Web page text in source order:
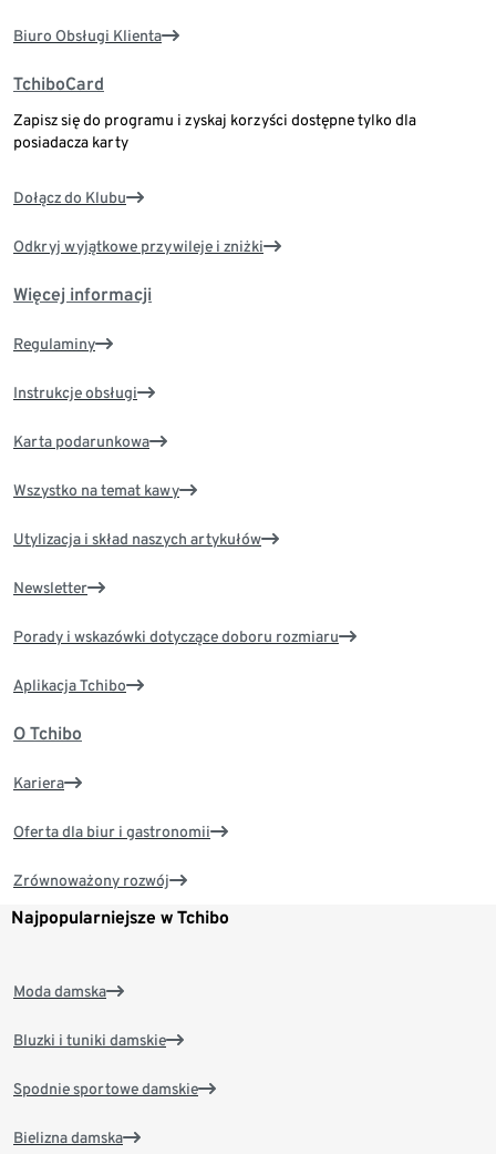
Biuro Obsługi Klienta
TchiboCard
Zapisz się do programu i zyskaj korzyści dostępne tylko dla
posiadacza karty
Dołącz do Klubu
Odkryj wyjątkowe przywileje i zniżki
Więcej informacji
Regulaminy
Instrukcje obsługi
Karta podarunkowa
Wszystko na temat kawy
Utylizacja i skład naszych artykułów
Newsletter
Porady i wskazówki dotyczące doboru rozmiaru
Aplikacja Tchibo
O Tchibo
Kariera
Oferta dla biur i gastronomii
Zrównoważony rozwój
Najpopularniejsze w Tchibo
Moda damska
Bluzki i tuniki damskie
Spodnie sportowe damskie
Bielizna damska